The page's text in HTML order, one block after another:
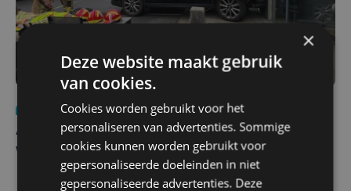
Nieuws
do 30 juli | 12:57
Autobestuurster rijdt na foutief manoeuvre tegen
winkelgevel in Ieper
×
Deze website maakt gebruik
van cookies.
Cookies worden gebruikt voor het
personaliseren van advertenties. Sommige
cookies kunnen worden gebruikt voor
gepersonaliseerde doeleinden in niet
gepersonaliseerde advertenties. Deze